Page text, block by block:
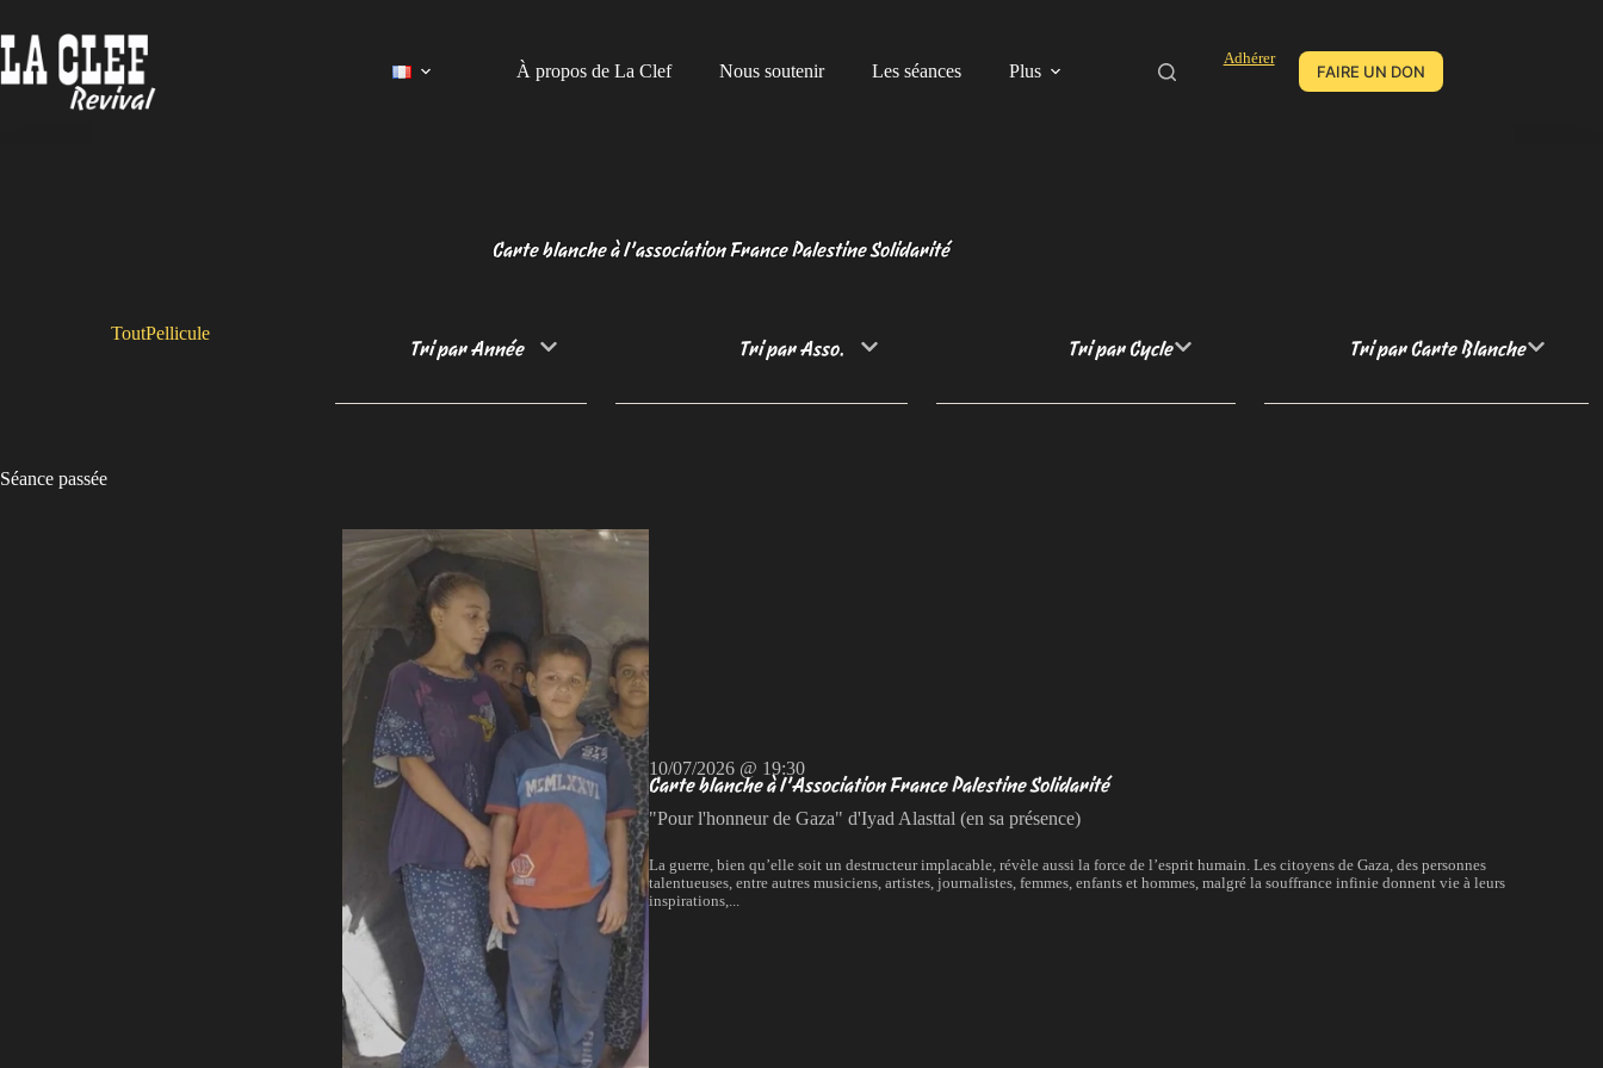
au
contenu
À propos de La Clef
Nous soutenir Les séances Plus
Adhérer
FAIRE UN DON
Carte blanche à l’association France Palestine Solidarité
ToutPellicule
Tri par Année Tri par Asso. Tri par Cycle Tri par Carte Blanche
Séance passée
10/07/2026 @ 19:30
Carte blanche à l’Association France Palestine Solidarité
"Pour l'honneur de Gaza" d'Iyad Alasttal (en sa présence)
La guerre, bien qu’elle soit un destructeur implacable, révèle aussi la force de l’esprit humain. Les citoyens de Gaza, des personnes
talentueuses, entre autres musiciens, artistes, journalistes, femmes, enfants et hommes, malgré la souffrance infinie donnent vie à leurs
inspirations,...